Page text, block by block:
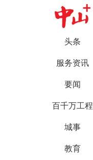
头条
服务资讯
要闻
百千万工程
城事
教育